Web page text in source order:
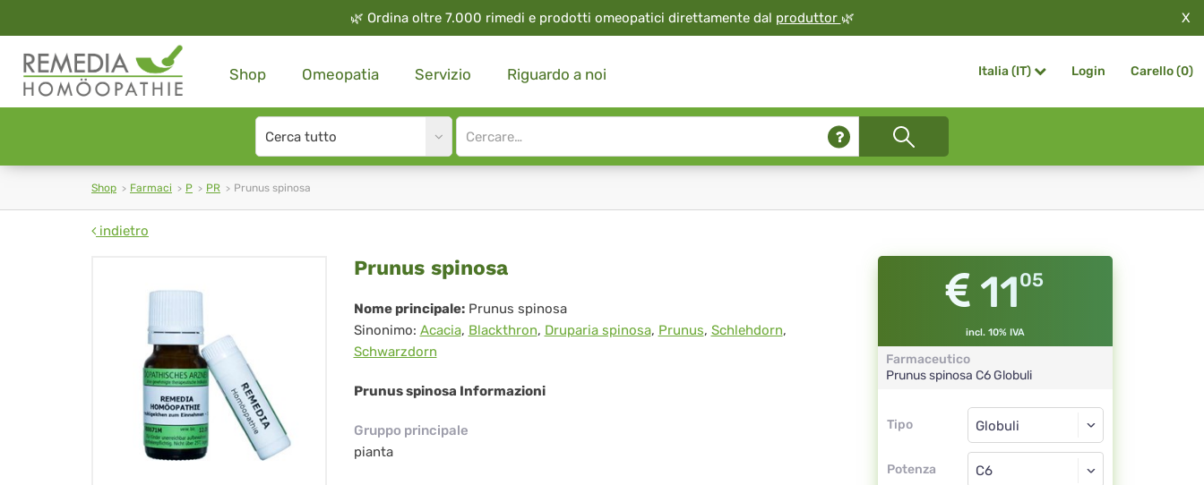
🌿 Ordina oltre 7.000 rimedi e prodotti omeopatici direttamente dal produttor 🌿 X
Shop Omeopatia Servizio Riguardo a noi Italia (IT) Login Carello (0)
Search
type
Site
search
Shop Farmaci P PR Prunus spinosa
indietro
Prunus
spinosa
Prunus spinosa
Nome principale: Prunus spinosa
Sinonimo: Acacia, Blackthron, Druparia spinosa, Prunus, Schlehdorn,
Schwarzdorn
Prunus spinosa Informazioni
Gruppo principale
pianta
1105
incl. 10% IVA
Farmaceutico
Prunus spinosa C6 Globuli
Tipo
Tipo
Potenza
Globuli
C6